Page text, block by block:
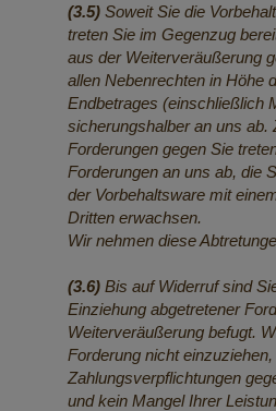
(3.5) Soweit Sie die
treten Sie im Gegenzug
aus der Weiterveräußerung
allen Nebenrechten in Höhe
Endbetrages (einschließlich
sicherungshalber an uns ab.
Forderungen gegen Sie
Forderungen an uns ab, die
der Vorbehaltsware mit
Dritten erwachsen.
Wir nehmen diese
(3.6) Bis auf Widerruf sind
Einziehung abgetretener
Weiterveräußerung befugt.
Forderung nicht
Zahlungsverpflichtungen
und kein Mangel Ihrer